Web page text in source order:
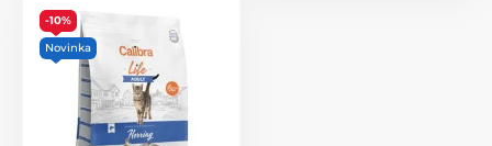
-10%
Novinka